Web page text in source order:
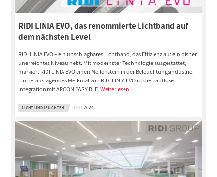
RIDI LINIA EVO, das renommierte Lichtband auf
dem nächsten Level
RIDI LINIA EVO – ein unschlagbares Lichtband, das Effizienz auf ein bisher
unerreichtes Niveau hebt. Mit modernster Technologie ausgestattet,
markiert RIDI LINIA EVO einen Meilenstein in der Beleuchtungsindustrie.
Ein herausragendes Merkmal von RIDI LINIA EVO ist die nahtlose
Integration mit APCON EASY BLE.Weiterlesen...
LICHT UND LEUCHTEN 19.11.2024